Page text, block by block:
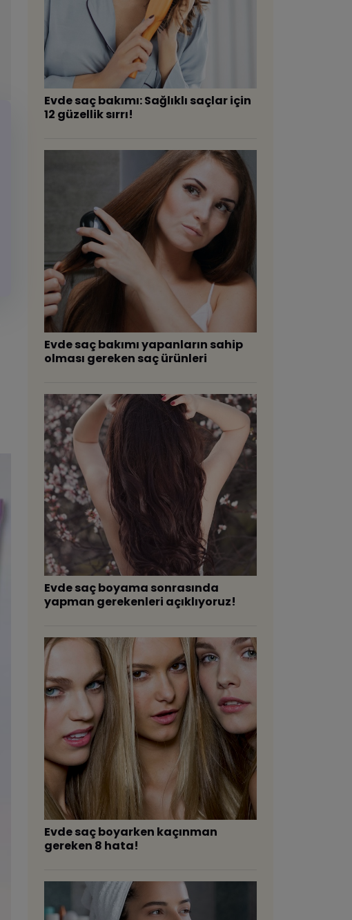
Evde saç bakımı: Sağlıklı saçlar için
12 güzellik sırrı!
​Evde saç bakımı yapanların sahip
olması gereken saç ürünleri
Evde saç boyama sonrasında
yapman gerekenleri açıklıyoruz!
Evde saç boyarken kaçınman
gereken 8 hata!